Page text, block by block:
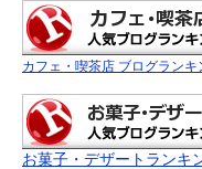
カフェ・喫茶店 ブログランキ
お菓子・デザートランキ